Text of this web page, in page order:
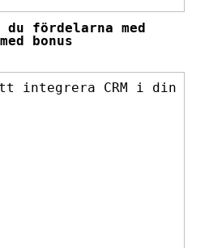
du fördelarna med
bonus